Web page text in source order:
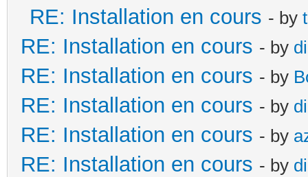
RE: Installation en cours - by
RE: Installation en cours - by
RE: Installation en cours - by
RE: Installation en cours - by
RE: Installation en cours - by
RE: Installation en cours - by